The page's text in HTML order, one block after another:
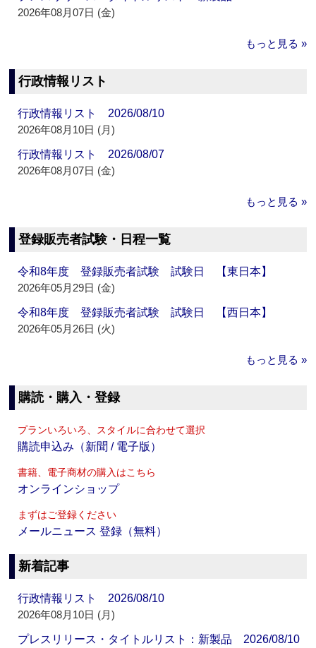
2026年08月07日 (金)
もっと見る »
行政情報リスト
行政情報リスト 2026/08/10
2026年08月10日 (月)
行政情報リスト 2026/08/07
2026年08月07日 (金)
もっと見る »
登録販売者試験・日程一覧
令和8年度 登録販売者試験 試験日 【東日本】
2026年05月29日 (金)
令和8年度 登録販売者試験 試験日 【西日本】
2026年05月26日 (火)
もっと見る »
購読・購入・登録
プランいろいろ、スタイルに合わせて選択
購読申込み（新聞 / 電子版）
書籍、電子商材の購入はこちら
オンラインショップ
まずはご登録ください
メールニュース 登録（無料）
新着記事
行政情報リスト 2026/08/10
2026年08月10日 (月)
プレスリリース・タイトルリスト：新製品 2026/08/10